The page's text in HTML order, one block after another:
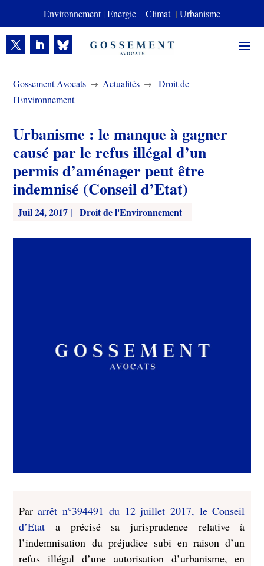
Environnement| Energie – Climat | Urbanisme
Gossement Avocats $ Actualités $
Droit de
l'Environnement
Urbanisme : le manque à gagner
causé par le refus illégal d’un
permis d’aménager peut être
indemnisé (Conseil d’Etat)
Juil 24, 2017 | Droit de l'Environnement
Pararrêt n°394491 du 12 juillet 2017, le Conseil
d’Etat a précisé sa jurisprudence relative à
l’indemnisation du préjudice subi en raison d’un
refus illégal d’une autorisation d’urbanisme, en